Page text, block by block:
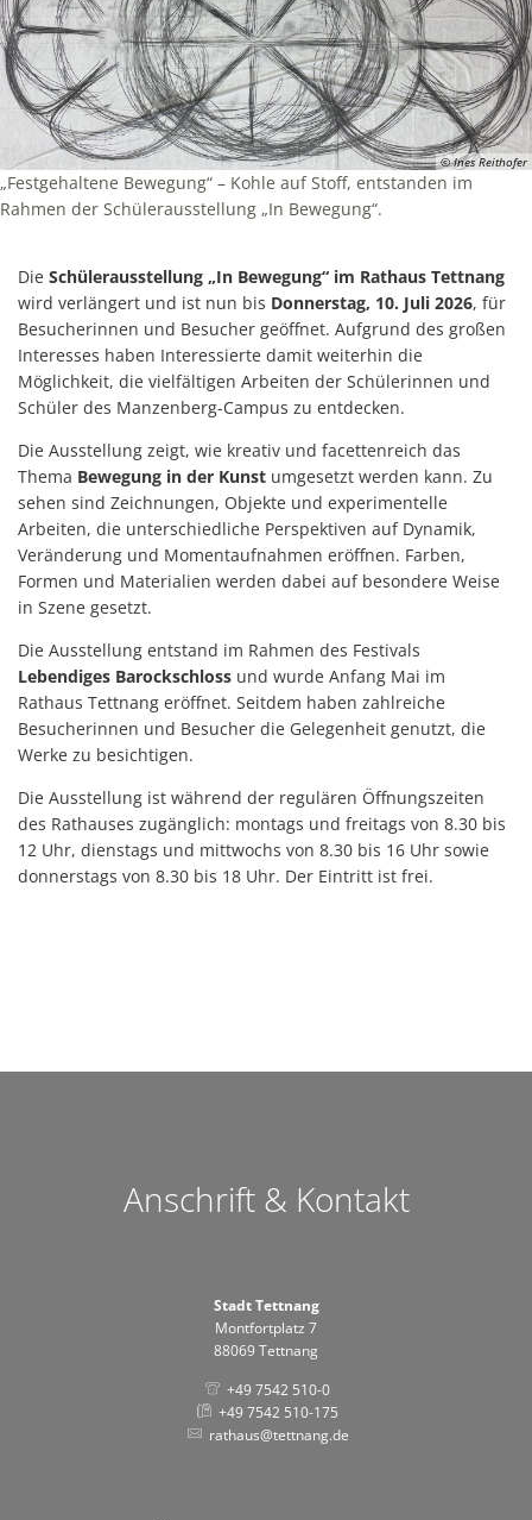
© Ines Reithofer
„Festgehaltene Bewegung“ – Kohle auf Stoff, entstanden im
Rahmen der Schülerausstellung „In Bewegung“.
Die Schülerausstellung „In Bewegung“ im Rathaus Tettnang
wird verlängert und ist nun bis Donnerstag, 10. Juli 2026, für
Besucherinnen und Besucher geöffnet. Aufgrund des großen
Interesses haben Interessierte damit weiterhin die
Möglichkeit, die vielfältigen Arbeiten der Schülerinnen und
Schüler des Manzenberg-Campus zu entdecken.
Die Ausstellung zeigt, wie kreativ und facettenreich das
Thema Bewegung in der Kunst umgesetzt werden kann. Zu
sehen sind Zeichnungen, Objekte und experimentelle
Arbeiten, die unterschiedliche Perspektiven auf Dynamik,
Veränderung und Momentaufnahmen eröffnen. Farben,
Formen und Materialien werden dabei auf besondere Weise
in Szene gesetzt.
Die Ausstellung entstand im Rahmen des Festivals
Lebendiges Barockschloss und wurde Anfang Mai im
Rathaus Tettnang eröffnet. Seitdem haben zahlreiche
Besucherinnen und Besucher die Gelegenheit genutzt, die
Werke zu besichtigen.
Die Ausstellung ist während der regulären Öffnungszeiten
des Rathauses zugänglich: montags und freitags von 8.30 bis
12 Uhr, dienstags und mittwochs von 8.30 bis 16 Uhr sowie
donnerstags von 8.30 bis 18 Uhr. Der Eintritt ist frei.
Anschrift & Kontakt
Stadt Tettnang
Montfortplatz 7
88069 Tettnang
+49 7542 510-0
+49 7542 510-175
rathaus@tettnang.de